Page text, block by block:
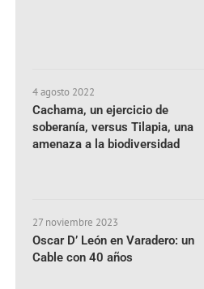
4 agosto 2022
Cachama, un ejercicio de
soberanía, versus Tilapia, una
amenaza a la biodiversidad
27 noviembre 2023
Oscar D’ León en Varadero: un
Cable con 40 años